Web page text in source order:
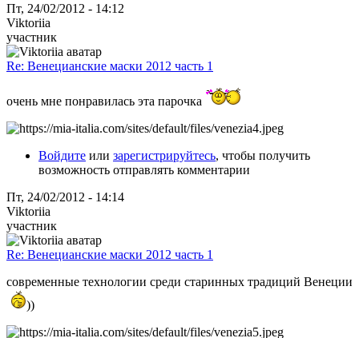
Пт, 24/02/2012 - 14:12
Viktoriia
участник
Re: Венецианские маски 2012 часть 1
очень мне понравилась эта парочка
Войдите или зарегистрируйтесь, чтобы получить
возможность отправлять комментарии
Пт, 24/02/2012 - 14:14
Viktoriia
участник
Re: Венецианские маски 2012 часть 1
современные технологии среди старинных традиций Венеции
))